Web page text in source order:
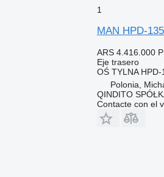
1
MAN HPD-
ARS 4.416.000
Eje trasero
OŚ TYLNA
Polonia,
QINDITO
Contacte con el